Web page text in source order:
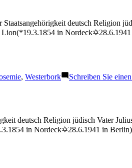
deutsch
in
, Westerbork Schreiben Sie
deutsch Religion jüdisch Vater
in Nordeck✡28.6.1941 in